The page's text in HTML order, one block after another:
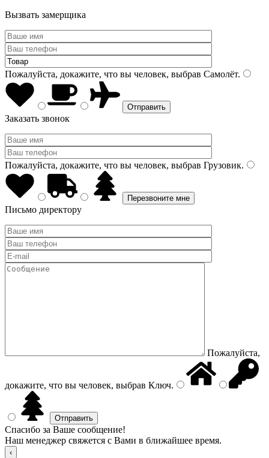
Вызвать замерщика
Пожалуйста, докажите, что вы человек, выбрав Самолёт.
Заказать звонок
Пожалуйста, докажите, что вы человек, выбрав Грузовик.
Письмо директору
Пожалуйста,
докажите, что вы человек, выбрав Ключ.
Спасибо за Ваше сообщение!
Наш менеджер свяжется с Вами в ближайшее время.